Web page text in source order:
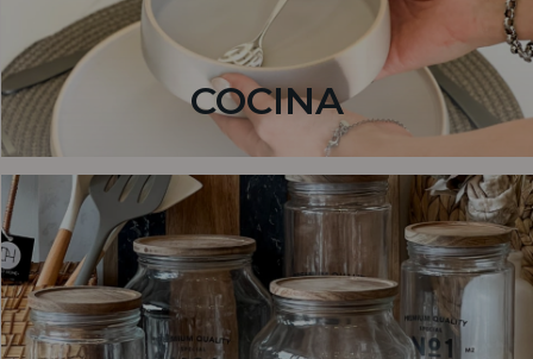
COCINA